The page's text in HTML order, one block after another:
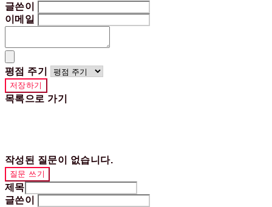
글쓴이
이메일
평점 주기
저장하기
목록으로 가기
작성된 질문이 없습니다.
질문 쓰기
제목
글쓴이